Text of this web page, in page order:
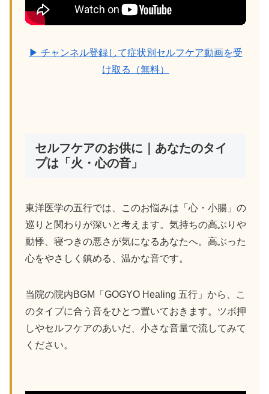
▶ チャンネル登録して症状別セルフケア動画を受
け取る（無料）
セルフケアのお供に｜あなたのタイ
プは「火・心の音」
東洋医学の五行では、このお悩みは「心・小腸」の
巡りと関わりが深いと考えます。気持ちの高ぶりや
動悸、寝つきの悪さが気になるあなたへ。高ぶった
心をやさしく鎮める、温かな音です。
当院の院内BGM「GOGYO Healing 五行」から、こ
のタイプに合う音をひとつ置いておきます。ツボ押
しやセルフケアのあいだ、小さな音量で流してみて
ください。